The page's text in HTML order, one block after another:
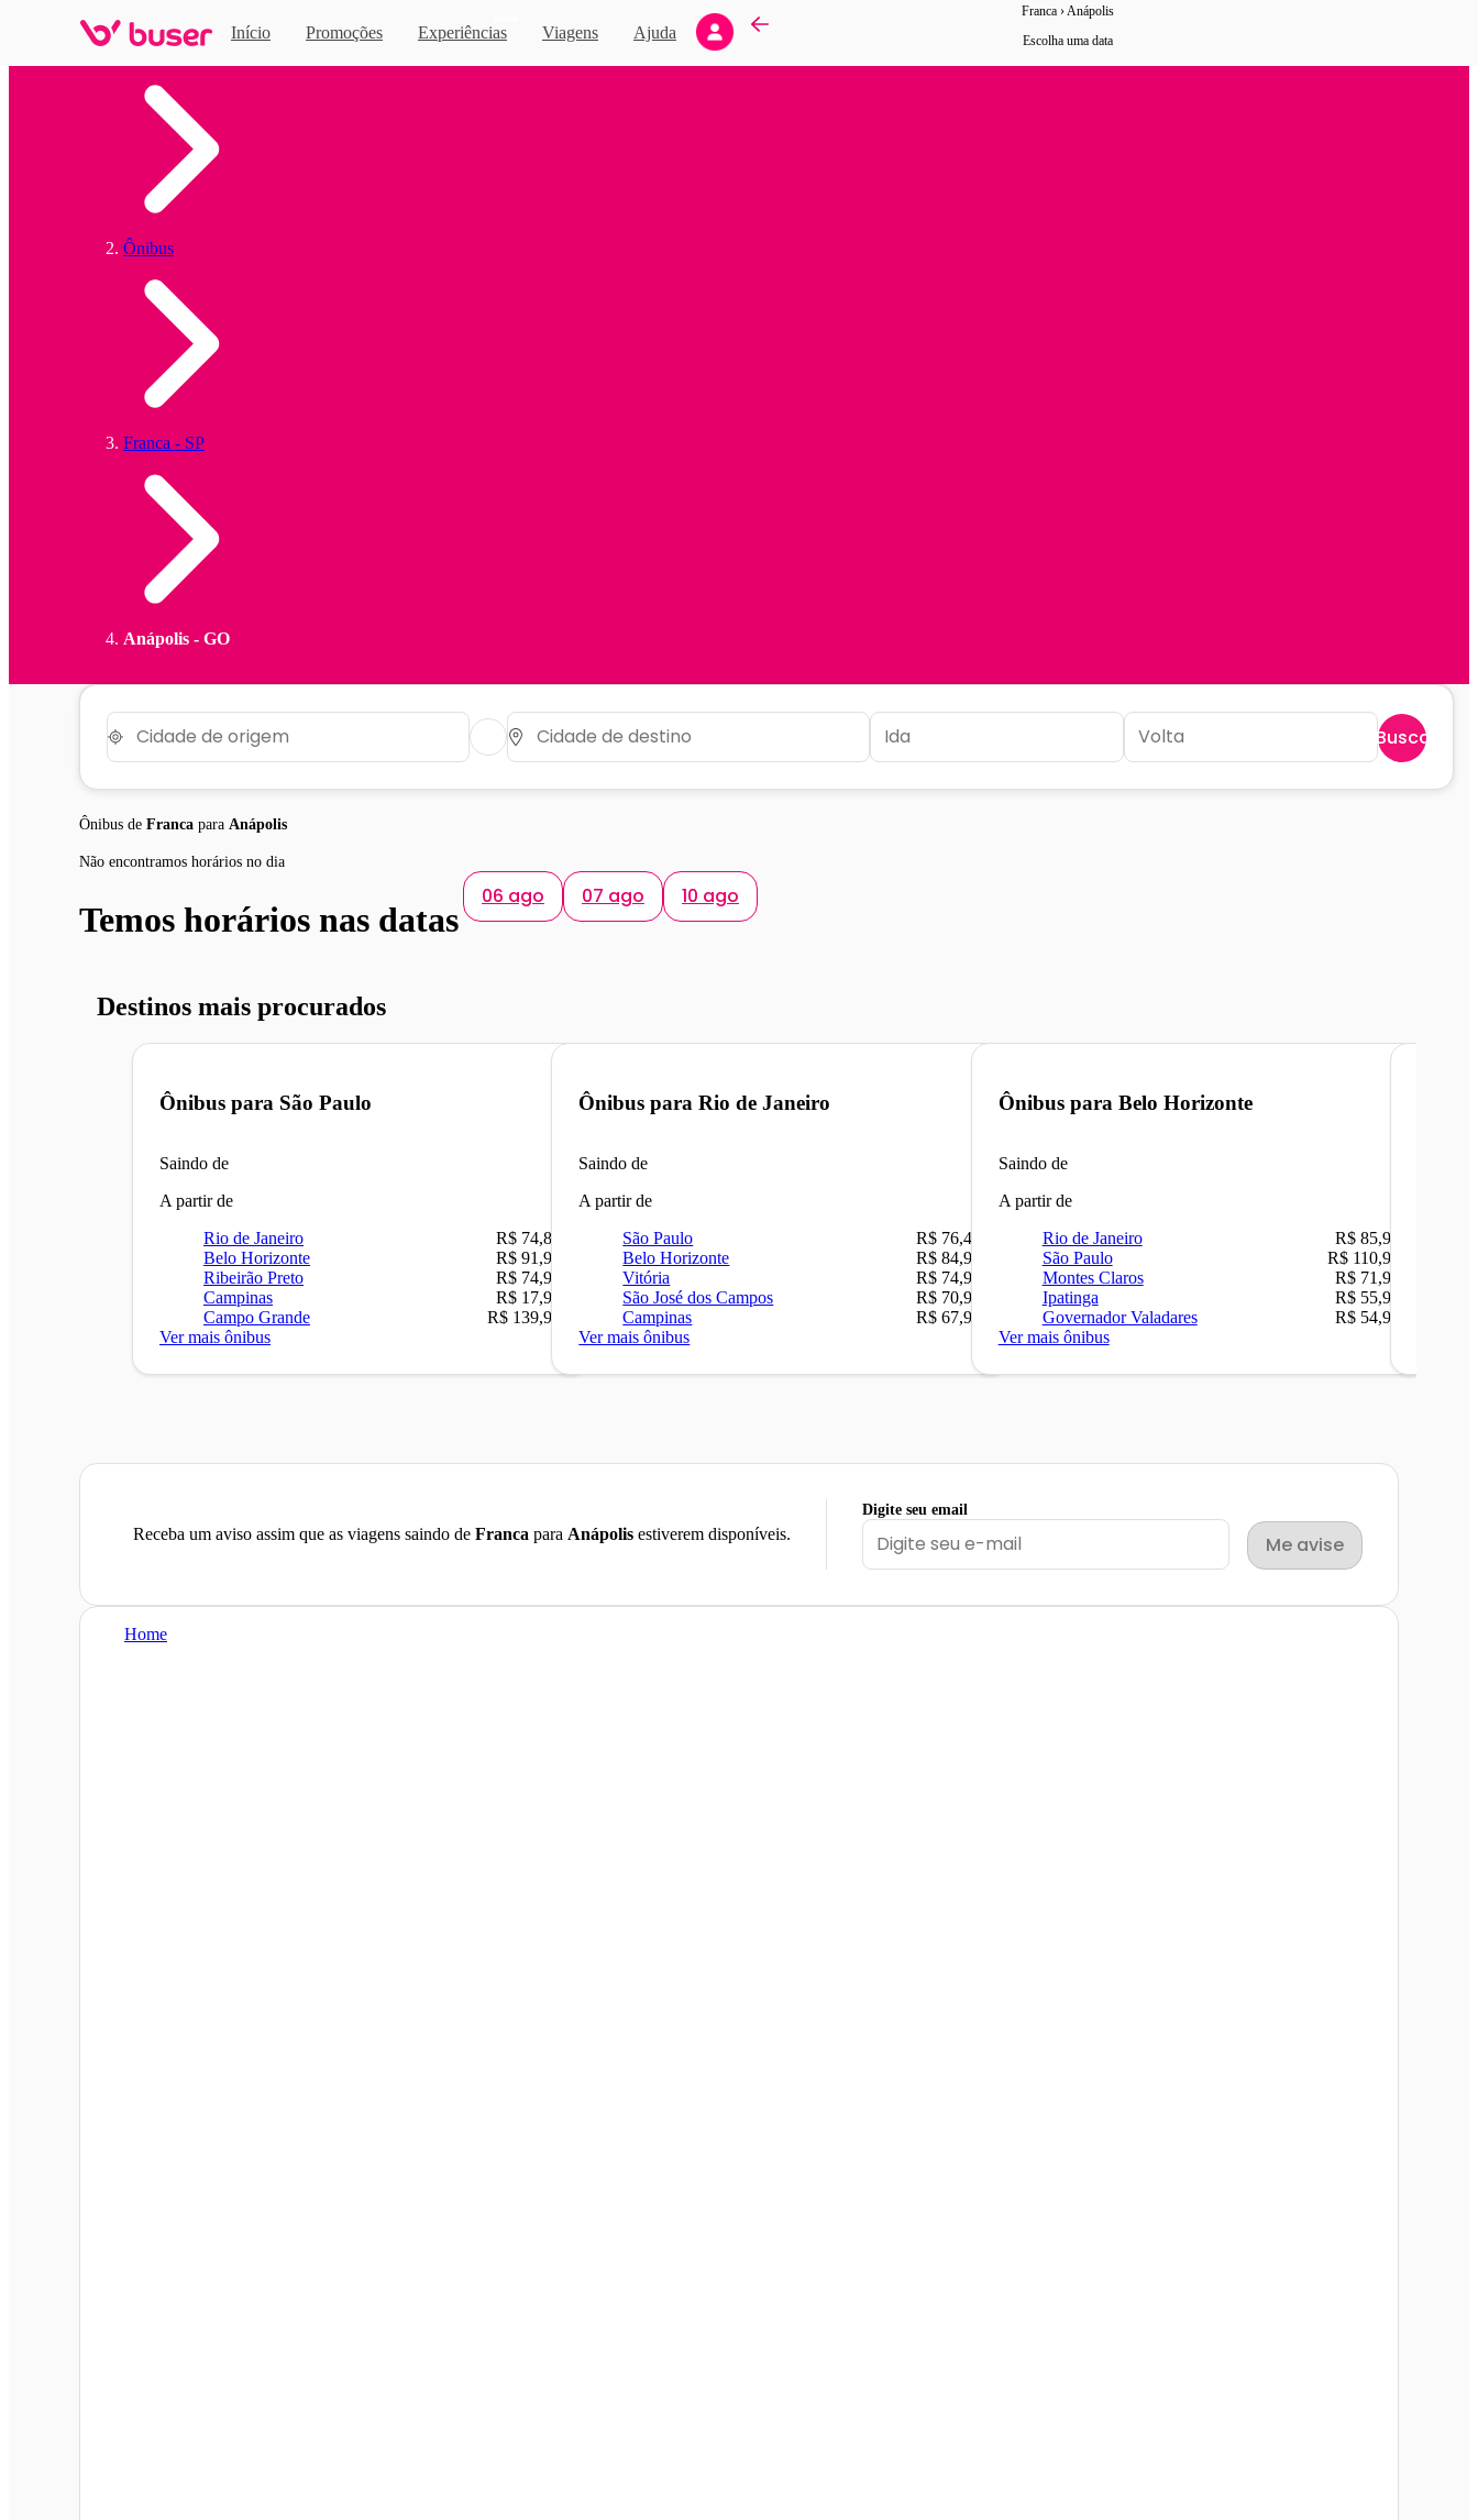
Início Promoções Experiências Viagens Ajuda
Franca › Anápolis
Escolha uma data
Ônibus
Franca - SP
Anápolis - GO
Buscar
Ônibus de Franca para Anápolis
Não encontramos horários no dia
Temos horários nas datas
06 ago 07 ago 10 ago
Destinos mais procurados
Ônibus para São Paulo
Saindo de
A partir de
Rio de Janeiro
R$ 74,80
Belo Horizonte
R$ 91,90
Ribeirão Preto
R$ 74,90
Campinas
R$ 17,90
Campo Grande
R$ 139,90
Ver mais ônibus
Ônibus paraRio de Janeiro
Saindo de
A partir de
São Paulo
R$ 76,42
Belo Horizonte
R$ 84,90
Vitória
R$ 74,90
São José dos Campos
R$ 70,90
Campinas
R$ 67,90
Ver mais ônibus
Ônibus para Belo Horizonte
Saindo de
A partir de
Rio de Janeiro
R$ 85,90
São Paulo
R$ 110,90
Montes Claros
R$ 71,90
Ipatinga
R$ 55,90
Governador Valadares
R$ 54,90
Ver mais ônibus
Receba um aviso assim que as viagens saindo de Franca para Anápolis estiverem disponíveis.
Digite seu email
Me avise
Home